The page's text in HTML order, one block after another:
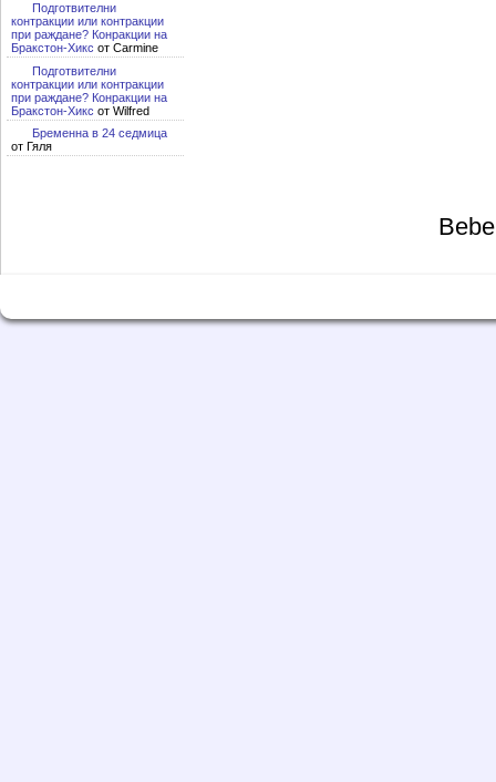
Подготвителни
контракции или контракции
при раждане? Конракции на
Бракстон-Хикс от Carmine
Подготвителни
контракции или контракции
при раждане? Конракции на
Бракстон-Хикс от Wilfred
Бременна в 24 седмица
от Гяля